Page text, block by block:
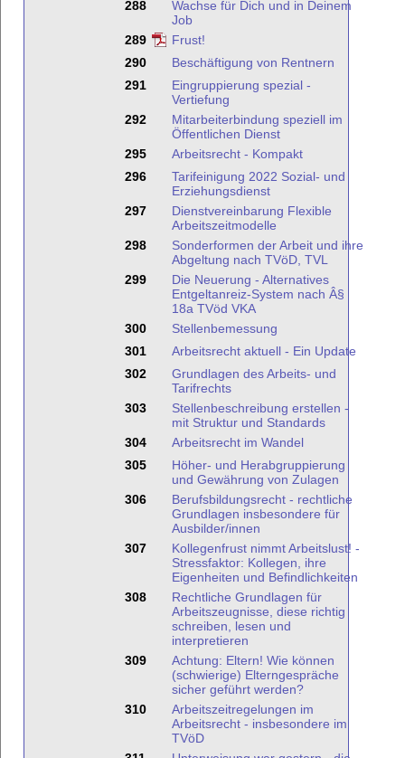
288
Wachse für Dich und in Deinem
Job
289
Frust!
290
Beschäftigung von Rentnern
291
Eingruppierung spezial -
Vertiefung
292
Mitarbeiterbindung speziell im
Öffentlichen Dienst
295
Arbeitsrecht - Kompakt
296
Tarifeinigung 2022 Sozial- und
Erziehungsdienst
297
Dienstvereinbarung Flexible
Arbeitszeitmodelle
298
Sonderformen der Arbeit und ihre
Abgeltung nach TVöD, TVL
299
Die Neuerung - Alternatives
Entgeltanreiz-System nach Â§
18a TVöd VKA
300
Stellenbemessung
301
Arbeitsrecht aktuell - Ein Update
302
Grundlagen des Arbeits- und
Tarifrechts
303
Stellenbeschreibung erstellen -
mit Struktur und Standards
304
Arbeitsrecht im Wandel
305
Höher- und Herabgruppierung
und Gewährung von Zulagen
306
Berufsbildungsrecht - rechtliche
Grundlagen insbesondere für
Ausbilder/innen
307
Kollegenfrust nimmt Arbeitslust! -
Stressfaktor: Kollegen, ihre
Eigenheiten und Befindlichkeiten
308
Rechtliche Grundlagen für
Arbeitszeugnisse, diese richtig
schreiben, lesen und
interpretieren
309
Achtung: Eltern! Wie können
(schwierige) Elterngespräche
sicher geführt werden?
310
Arbeitszeitregelungen im
Arbeitsrecht - insbesondere im
TVöD